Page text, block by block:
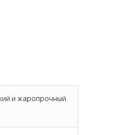
и жаропрочный.